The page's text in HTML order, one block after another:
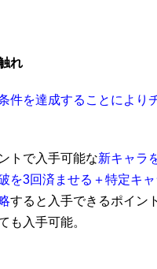
れ
件を達成することにより
トで入手可能な新キャラ
を3回済ませる＋特定キ
すると入手できるポイン
も入手可能。